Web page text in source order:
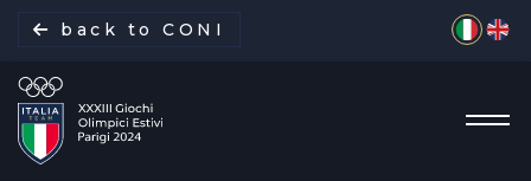
back to CONI